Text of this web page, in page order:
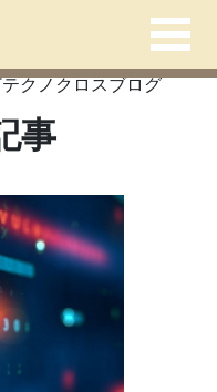
クノクロスブログ
事